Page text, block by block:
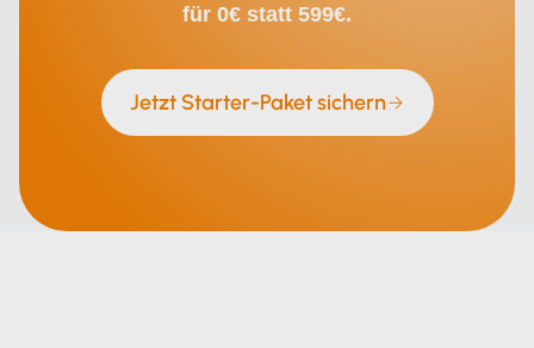
für 0€ statt 599€.
Jetzt Starter-Paket sichern